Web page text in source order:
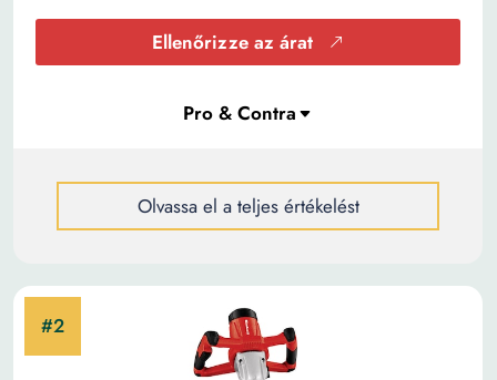
Ellenőrizze az árat
Olvassa el a teljes értékelést